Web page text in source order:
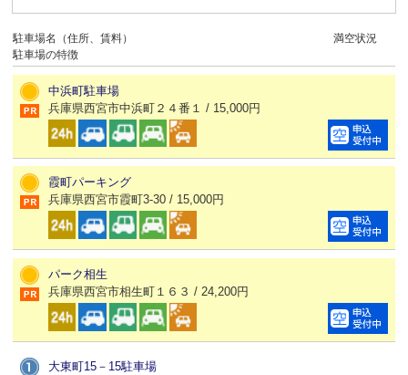
駐車場名（住所、賃料）
駐車場の特徴
満空状況
中浜町駐車場
兵庫県西宮市中浜町２４番１ / 15,000円
霞町パーキング
兵庫県西宮市霞町3-30 / 15,000円
パーク相生
兵庫県西宮市相生町１６３ / 24,200円
大東町15－15駐車場